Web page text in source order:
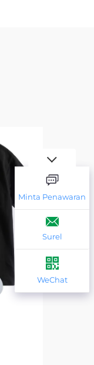
Minta Penawaran
Surel
WeChat